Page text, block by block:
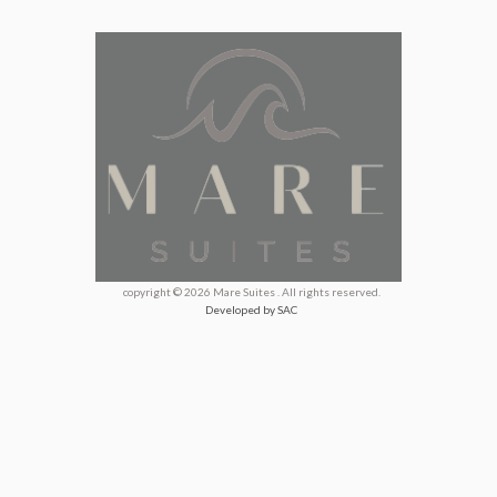
copyright © 2026 Mare Suites . All rights reserved.
Developed by SAC